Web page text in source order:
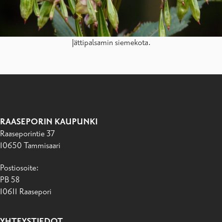
Jättipalsamin siemekota.
RAASEPORIN KAUPUNKI
Raaseporintie 37
10650 Tammisaari
Postiosoite:
PB 58
10611 Raasepori